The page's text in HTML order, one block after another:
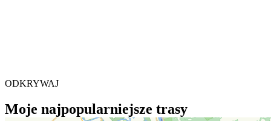
ODKRYWAJ
Moje najpopularniejsze trasy